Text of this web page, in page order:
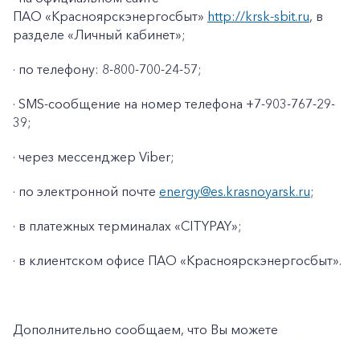
+7-800-700-24-57
Частным клиентам
ПАО «Красноярскэнергосбыт» http://krsk-sbit.ru, в
разделе «Личный кабинет»;
· по телефону: 8-800-700-24-57;
· SMS-сообщение на номер телефона +7-903-767-29-
39;
· через мессенджер Viber;
· по электронной почте energy@es.krasnoyarsk.ru;
· в платежных терминалах «CITYPAY»;
· в клиентском офисе ПАО «Красноярскэнергосбыт».
Дополнительно сообщаем, что Вы можете